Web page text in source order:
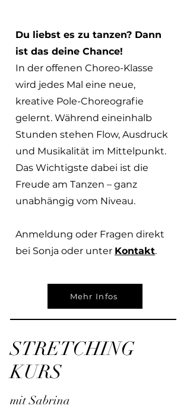
Du liebst es zu tanzen? Dann
ist das deine Chance!
In der offenen Choreo-Klasse
wird jedes Mal eine neue,
kreative Pole-Choreografie
gelernt. Während eineinhalb
Stunden stehen Flow, Ausdruck
und Musikalität im Mittelpunkt.
Das Wichtigste dabei ist die
Freude am Tanzen – ganz
unabhängig vom Niveau.
Anmeldung oder Fragen direkt
bei Sonja oder unter Kontakt.
Mehr Infos
STRETCHING
KURS
mit Sabrina